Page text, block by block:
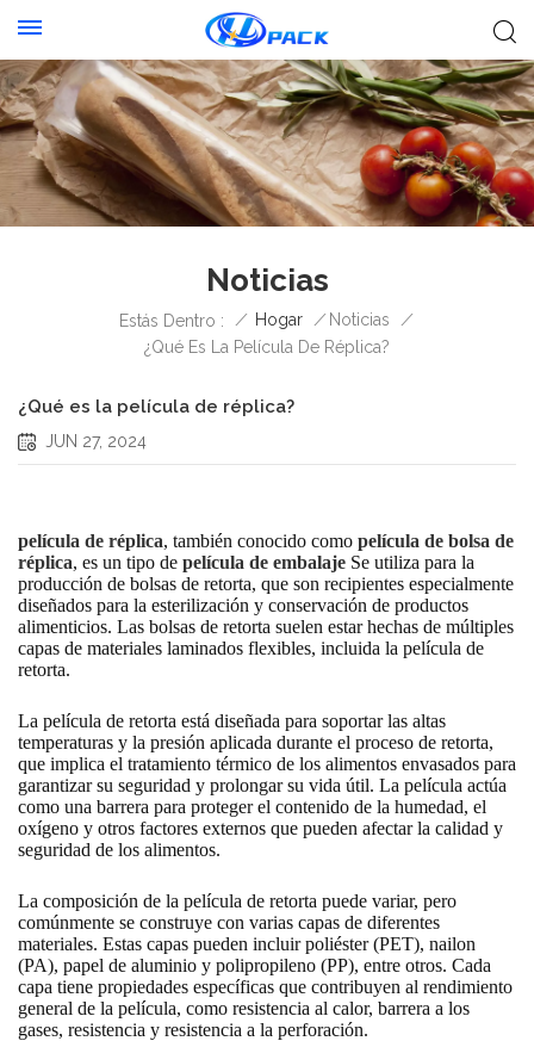
Noticias
Estás Dentro : / Hogar / Noticias
/
¿Qué Es La Película De Réplica?
¿Qué es la película de réplica?
JUN 27, 2024
película de réplica, también conocido como película de bolsa de
réplica, es un tipo de película de embalaje Se utiliza para la
producción de bolsas de retorta, que son recipientes especialmente
diseñados para la esterilización y conservación de productos
alimenticios. Las bolsas de retorta suelen estar hechas de múltiples
capas de materiales laminados flexibles, incluida la película de
retorta.
La película de retorta está diseñada para soportar las altas
temperaturas y la presión aplicada durante el proceso de retorta,
que implica el tratamiento térmico de los alimentos envasados para
garantizar su seguridad y prolongar su vida útil. La película actúa
como una barrera para proteger el contenido de la humedad, el
oxígeno y otros factores externos que pueden afectar la calidad y
seguridad de los alimentos.
La composición de la película de retorta puede variar, pero
comúnmente se construye con varias capas de diferentes
materiales. Estas capas pueden incluir poliéster (PET), nailon
(PA), papel de aluminio y polipropileno (PP), entre otros. Cada
capa tiene propiedades específicas que contribuyen al rendimiento
general de la película, como resistencia al calor, barrera a los
gases, resistencia y resistencia a la perforación.